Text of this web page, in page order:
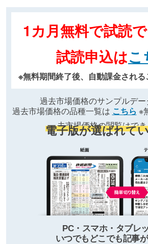
1カ月無料で試読で
試読申込はこ
※無料期間終了後、自動課金され
過去市場価格のサンプルデー
過去市場価格の品種一覧は こちら ※
去市場価格の閲覧はで
電子版が選ばれて
PC・スマホ・タブレ
いつでもどこでも記事